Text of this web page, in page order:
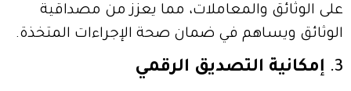
على الوثائق والمعاملات، مما يعزز من مصداقية
الوثائق ويساهم في ضمان صحة الإجراءات المتخذة.
3. إمكانية التصديق الرقمي